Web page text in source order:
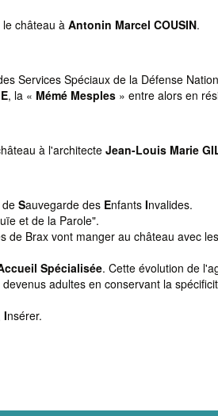
château à Antonin Marcel COUSIN.
Services Spéciaux de la Défense
, la « Mémé Mesples» entre alors en
à l'architecte Jean-Louis Marie
Sauvegarde des Enfants Invalides.
et de la Parole".
de Brax vont manger au château avec
Spécialisée. Cette évolution de
adultes en conservant la
Insérer.